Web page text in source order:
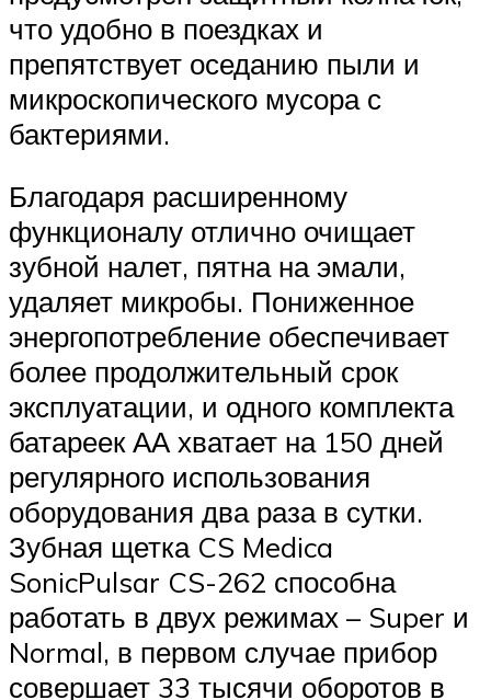
что удобно в поездках и
препятствует оседанию пыли и
микроскопического мусора с
бактериями.
Благодаря расширенному
функционалу отлично очищает
зубной налет, пятна на эмали,
удаляет микробы. Пониженное
энергопотребление обеспечивает
более продолжительный срок
эксплуатации, и одного комплекта
батареек АА хватает на 150 дней
регулярного использования
оборудования два раза в сутки.
Зубная щетка CS Medica
SonicPulsar CS-262 способна
работать в двух режимах – Super и
Normal, в первом случае прибор
совершает 33 тысячи оборотов в